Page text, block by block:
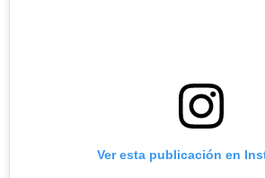
Ver esta publicación en